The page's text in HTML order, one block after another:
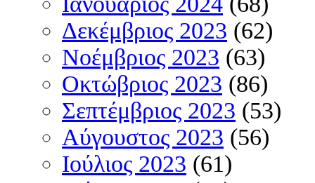
Δεκέμβριος 2023 (62)
Νοέμβριος 2023 (63)
Οκτώβριος 2023 (86)
Σεπτέμβριος 2023 (53)
Αύγουστος 2023 (56)
Ιούλιος 2023 (61)